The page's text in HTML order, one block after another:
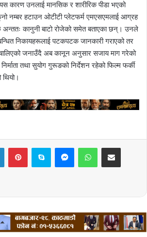
कारण उनलाई मानसिक र शारीरिक पीडा भएको
नम्बर हटाउन ओटीटी प्लेटफर्म एमएसएमलाई आग्रह
अन्ततः कानुनी बाटो रोजेको समेत बताएका छन्। उनले
निकायहरूलाई पटकपटक जानकारी गराएको तर
जनाउँदै अब कानून अनुसार सजाय माग गरेको
तथा सुयोग गुरूङको निर्देशन रहेको फिल्म फर्की
थियो।
LinkedInPinterestSkype MessengerWhatsAppShare via Email